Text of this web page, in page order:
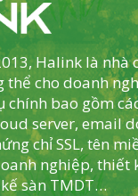
Halink là nhà
thể cho doanh
chính bao gồm
server, email
chỉ SSL, tên
nghiệp, thiết
sàn TMDT…